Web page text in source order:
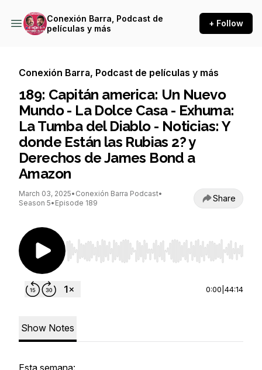
Conexión Barra, Podcast de
películas y más
+ Follow
Conexión Barra, Podcast de películas y más
189: Capitán america: Un Nuevo
Mundo - La Dolce Casa - Exhuma:
La Tumba del Diablo - Noticias: Y
donde Están las Rubias 2? y
Derechos de James Bond a
Amazon
March 03, 2025• Conexión Barra Podcast•
Season 5• Episode 189 Share
Use Left/Right to seek, Home/End to jump to
0:00 44:14
Show Notes
Esta semana: